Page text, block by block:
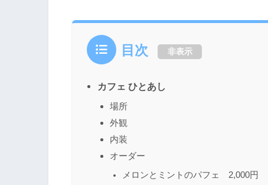
目次 非表示
カフェ ひとあし
場所
外観
内装
オーダー
メロンとミントのパフェ 2,000円